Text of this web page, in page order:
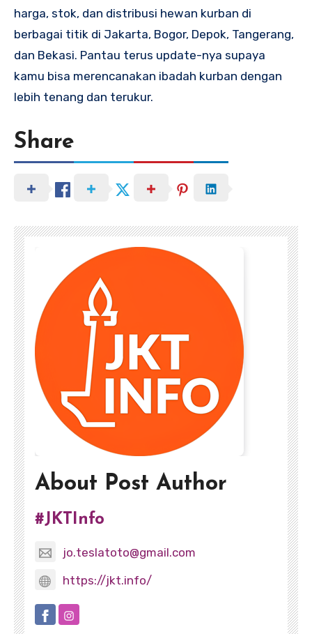
harga, stok, dan distribusi hewan kurban di
berbagai titik di Jakarta, Bogor, Depok, Tangerang,
dan Bekasi. Pantau terus update-nya supaya
kamu bisa merencanakan ibadah kurban dengan
lebih tenang dan terukur.
Share
About Post Author
#JKTInfo
jo.teslatoto@gmail.com
https://jkt.info/